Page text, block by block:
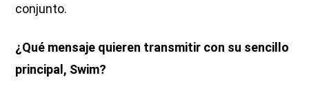
conjunto.
¿Qué mensaje quieren transmitir con su sencillo
principal, Swim?